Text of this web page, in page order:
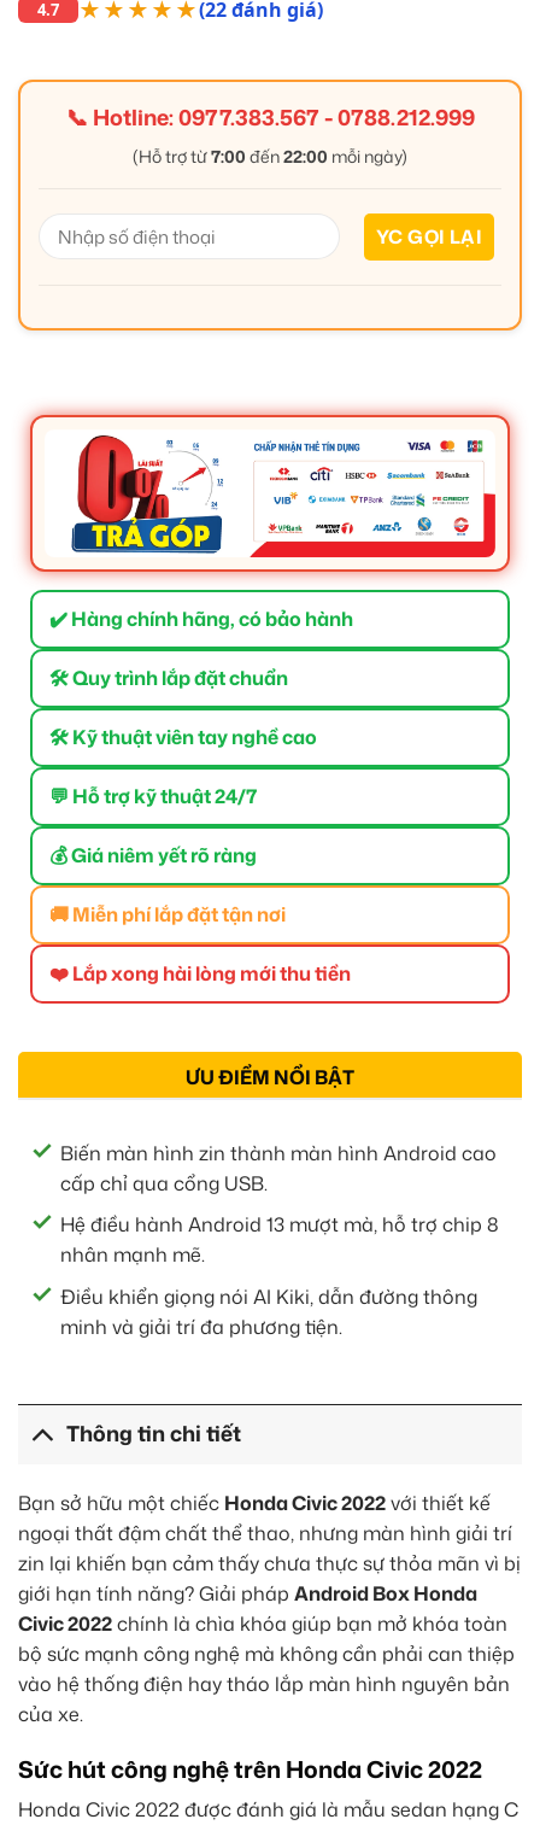
4.7 ★★★★★(22 đánh giá)
📞 Hotline:0977.383.567-0788.212.999
(Hỗ trợ từ7:00 đến22:00 mỗi ngày)
✔️ Hàng chính hãng, có bảo hành
🛠 Quy trình lắp đặt chuẩn
🛠 Kỹ thuật viên tay nghề cao
💬 Hỗ trợ kỹ thuật 24/7
💰 Giá niêm yết rõ ràng
🚚 Miễn phí lắp đặt tận nơi
❤️ Lắp xong hài lòng mới thu tiền
ƯU ĐIỂM NỔI BẬT
Biến màn hình zin thành màn hình Android cao
cấp chỉ qua cổng USB.
Hệ điều hành Android 13 mượt mà, hỗ trợ chip 8
nhân mạnh mẽ.
Điều khiển giọng nói AI Kiki, dẫn đường thông
minh và giải trí đa phương tiện.
Thông tin chi tiết
Bạn sở hữu một chiếc Honda Civic 2022với thiết kế
ngoại thất đậm chất thể thao, nhưng màn hình giải trí
zin lại khiến bạn cảm thấy chưa thực sự thỏa mãn vì bị
giới hạn tính năng? Giải pháp Android Box Honda
Civic 2022chính là chìa khóa giúp bạn mở khóa toàn
bộ sức mạnh công nghệ mà không cần phải can thiệp
vào hệ thống điện hay tháo lắp màn hình nguyên bản
của xe.
Sức hút công nghệ trên Honda Civic 2022
Honda Civic 2022 được đánh giá là mẫu sedan hạng C